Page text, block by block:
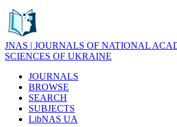
JNAS | JOURNALS OF NATIONAL
SCIENCES OF UKRAINE
JOURNALS
BROWSE
SEARCH
SUBJECTS
LibNAS UA